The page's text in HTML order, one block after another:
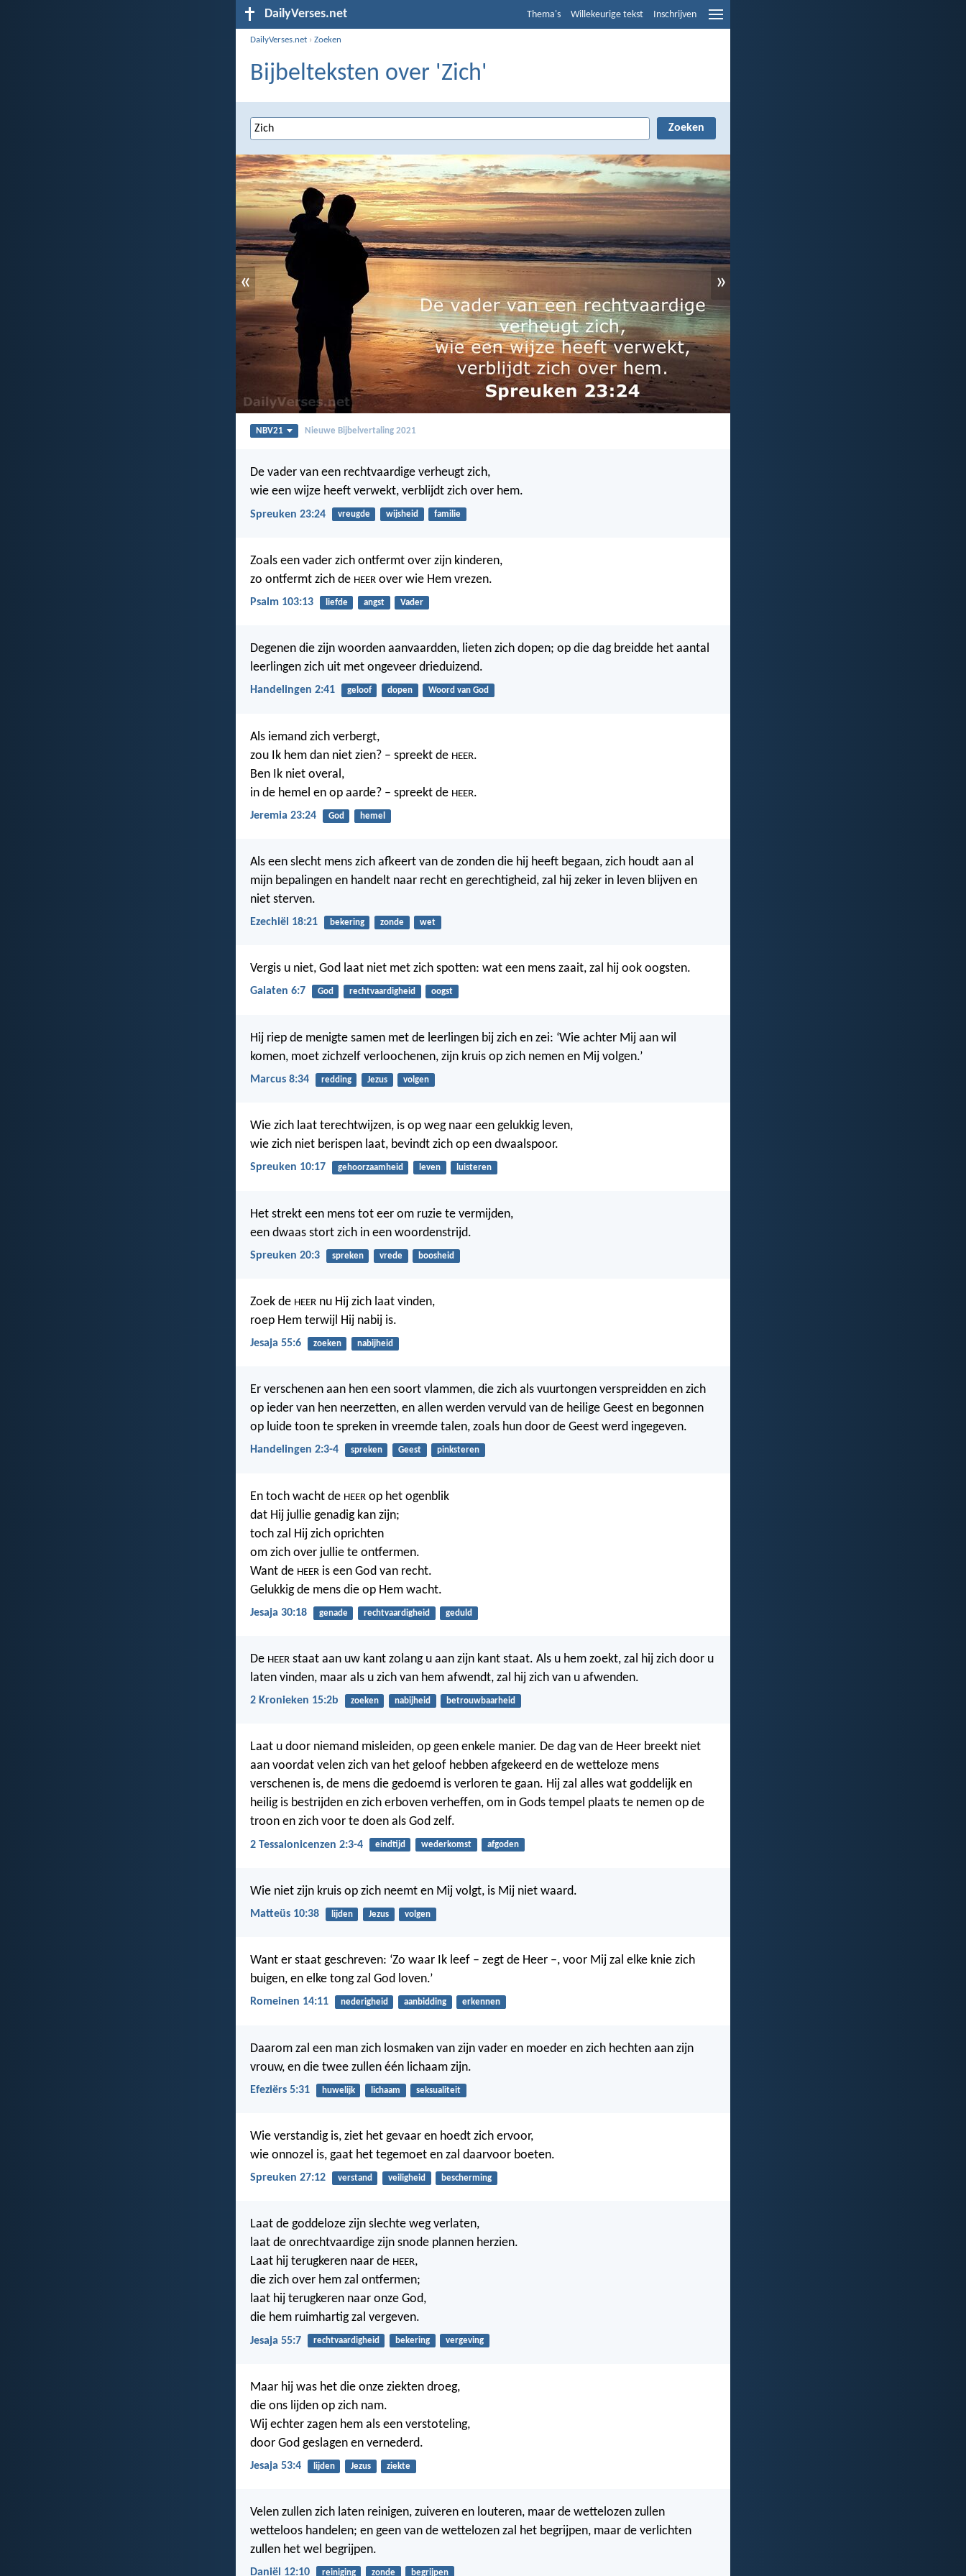
DailyVerses.net Thema's Willekeurige tekst Inschrijven
DailyVerses.net ›Zoeken
Bijbelteksten over 'Zich'
« »
NBV21 Nieuwe Bijbelvertaling 2021
De vader van een rechtvaardige verheugt zich,
wie een wijze heeft verwekt, verblijdt zich over hem.
Spreuken 23:24 vreugde wijsheid familie
Zoals een vader zich ontfermt over zijn kinderen,
zo ontfermt zich de HEER over wie Hem vrezen.
Psalm 103:13 liefde angst Vader
Degenen die zijn woorden aanvaardden, lieten zich dopen; op die dag breidde het aantal
leerlingen zich uit met ongeveer drieduizend.
Handelingen 2:41 geloof dopen Woord van God
Als iemand zich verbergt,
zou Ik hem dan niet zien? – spreekt de HEER.
Ben Ik niet overal,
in de hemel en op aarde? – spreekt de HEER.
Jeremia 23:24 God hemel
Als een slecht mens zich afkeert van de zonden die hij heeft begaan, zich houdt aan al
mijn bepalingen en handelt naar recht en gerechtigheid, zal hij zeker in leven blijven en
niet sterven.
Ezechiël 18:21 bekering zonde wet
Vergis u niet, God laat niet met zich spotten: wat een mens zaait, zal hij ook oogsten.
Galaten 6:7 God rechtvaardigheid oogst
Hij riep de menigte samen met de leerlingen bij zich en zei: ‘Wie achter Mij aan wil
komen, moet zichzelf verloochenen, zijn kruis op zich nemen en Mij volgen.’
Marcus 8:34 redding Jezus volgen
Wie zich laat terechtwijzen, is op weg naar een gelukkig leven,
wie zich niet berispen laat, bevindt zich op een dwaalspoor.
Spreuken 10:17 gehoorzaamheid leven luisteren
Het strekt een mens tot eer om ruzie te vermijden,
een dwaas stort zich in een woordenstrijd.
Spreuken 20:3 spreken vrede boosheid
Zoek de HEER nu Hij zich laat vinden,
roep Hem terwijl Hij nabij is.
Jesaja 55:6 zoeken nabijheid
Er verschenen aan hen een soort vlammen, die zich als vuurtongen verspreidden en zich
op ieder van hen neerzetten, en allen werden vervuld van de heilige Geest en begonnen
op luide toon te spreken in vreemde talen, zoals hun door de Geest werd ingegeven.
Handelingen 2:3-4 spreken Geest pinksteren
En toch wacht de HEER op het ogenblik
dat Hij jullie genadig kan zijn;
toch zal Hij zich oprichten
om zich over jullie te ontfermen.
Want de HEER is een God van recht.
Gelukkig de mens die op Hem wacht.
Jesaja 30:18 genade rechtvaardigheid geduld
De HEER staat aan uw kant zolang u aan zijn kant staat. Als u hem zoekt, zal hij zich door u
laten vinden, maar als u zich van hem afwendt, zal hij zich van u afwenden.
2 Kronieken 15:2b zoeken nabijheid betrouwbaarheid
Laat u door niemand misleiden, op geen enkele manier. De dag van de Heer breekt niet
aan voordat velen zich van het geloof hebben afgekeerd en de wetteloze mens
verschenen is, de mens die gedoemd is verloren te gaan. Hij zal alles wat goddelijk en
heilig is bestrijden en zich erboven verheffen, om in Gods tempel plaats te nemen op de
troon en zich voor te doen als God zelf.
2 Tessalonicenzen 2:3-4 eindtijd wederkomst afgoden
Wie niet zijn kruis op zich neemt en Mij volgt, is Mij niet waard.
Matteüs 10:38 lijden Jezus volgen
Want er staat geschreven: ‘Zo waar Ik leef – zegt de Heer –, voor Mij zal elke knie zich
buigen, en elke tong zal God loven.’
Romeinen 14:11 nederigheid aanbidding erkennen
Daarom zal een man zich losmaken van zijn vader en moeder en zich hechten aan zijn
vrouw, en die twee zullen één lichaam zijn.
Efeziërs 5:31 huwelijk lichaam seksualiteit
Wie verstandig is, ziet het gevaar en hoedt zich ervoor,
wie onnozel is, gaat het tegemoet en zal daarvoor boeten.
Spreuken 27:12 verstand veiligheid bescherming
Laat de goddeloze zijn slechte weg verlaten,
laat de onrechtvaardige zijn snode plannen herzien.
Laat hij terugkeren naar de HEER,
die zich over hem zal ontfermen;
laat hij terugkeren naar onze God,
die hem ruimhartig zal vergeven.
Jesaja 55:7 rechtvaardigheid bekering vergeving
Maar hij was het die onze ziekten droeg,
die ons lijden op zich nam.
Wij echter zagen hem als een verstoteling,
door God geslagen en vernederd.
Jesaja 53:4 lijden Jezus ziekte
Velen zullen zich laten reinigen, zuiveren en louteren, maar de wettelozen zullen
wetteloos handelen; en geen van de wettelozen zal het begrijpen, maar de verlichten
zullen het wel begrijpen.
Daniël 12:10 reiniging zonde begrijpen